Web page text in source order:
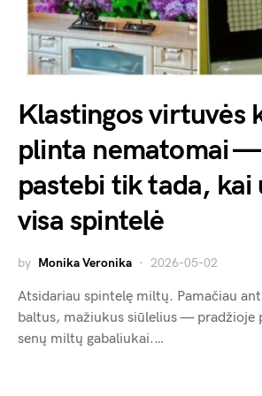
Klastingos virtuvės
plinta nematomai —
pastebi tik tada, kai
visa spintelė
by Monika Veronika 2026-05-02
Atsidariau spintelę miltų. Pamačiau
baltus, mažiukus siūlelius — pradžioje
senų miltų gabaliukai.…